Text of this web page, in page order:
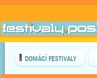
DOMÁCÍ FESTIVALY